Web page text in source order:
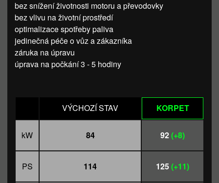
bez snížení životnosti motoru a převodovky
bez vlivu na životní prostředí
optimalizace spotřeby paliva
jedinečná péče o vůz a zákazníka
záruka na úpravu
úprava na počkání 3 - 5 hodiny
VÝCHOZÍ STAV KORPET
kW 84 92(+8)
PS 114 125(+11)